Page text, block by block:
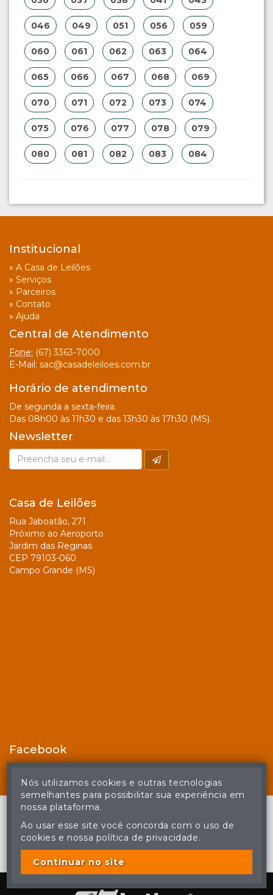
046 049 051 056 059
060 061 062 063 064
065 066 067 068 069
070 071 072 073 074
075 076 077 078 079
080 081 082 083 084
Institucional
» A Casa de Leilões
» Serviços
» Parceiros
» Contato
» Ajuda
Central de Atendimento
Fone: (67) 3363-7000
E-Mail: sac@casadeleiloes.com.br
Horário de atendimento
De segunda a sexta-feira.
Das 08h00 às 11h30 e das 13h30 às 17h30 (MS).
Newsletter
Casa de Leilões
Rua Jaboatão, 271
Próximo ao Aeroporto
Jardim das Reginas
CEP 79103-060
Campo Grande (MS)
Facebook
© Casa de Leilões - Todos os direitos reservados
A cópia ou reprodução não autorizada do conteúdo deste site
poderá acarretar em penas previstas em lei.
Nós utilizamos cookies e outras tecnologias
semelhantes para possibilitar sua experiência em
nossa plataforma.
Ao usar esse site você concorda com o uso de
cookies e nossa política de privacidade.
Continuar no site